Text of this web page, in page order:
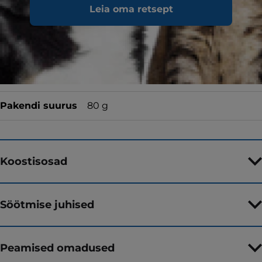
Leia oma retsept
Toidutüüp Märgtoit
Maitse
Pakendi suurus 80 g
Koostisosad
Söötmise juhised
Peamised omadused